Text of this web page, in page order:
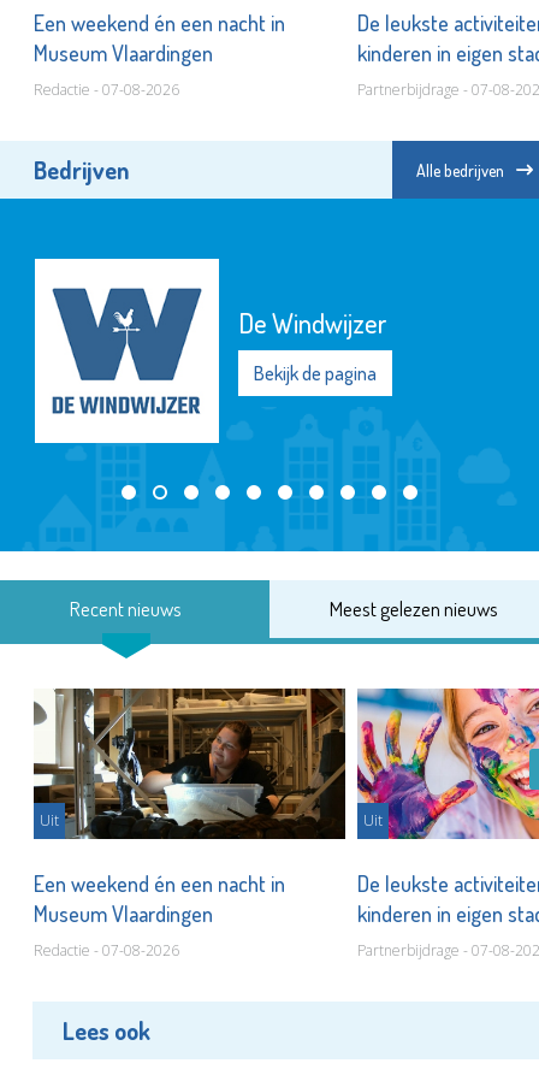
Een weekend én een nacht in
Museum Vlaardingen
Redactie - 07-08-2026
De leukste
kinderen in eigen
Partnerbijdrage - 07-08-
Bedrijven Alle bedrijven
Vlaardingen Partners
Bekijk de pagina
Recent nieuws Meest gelezen nieuws
Uit
Een weekend én een nacht in
Museum Vlaardingen
Redactie - 07-08-2026
Uit
De leukste
kinderen in eigen
Partnerbijdrage - 07-08-
Lees ook